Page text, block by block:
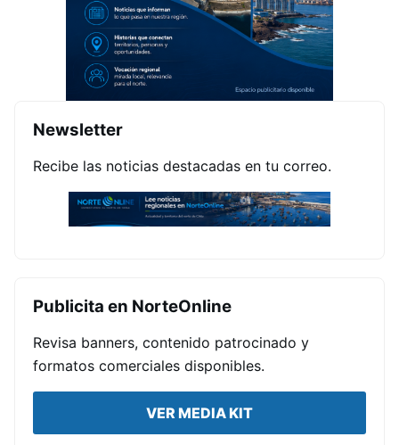
Newsletter
Recibe las noticias destacadas en tu correo.
Publicita en NorteOnline
Revisa banners, contenido patrocinado y
formatos comerciales disponibles.
VER MEDIA KIT